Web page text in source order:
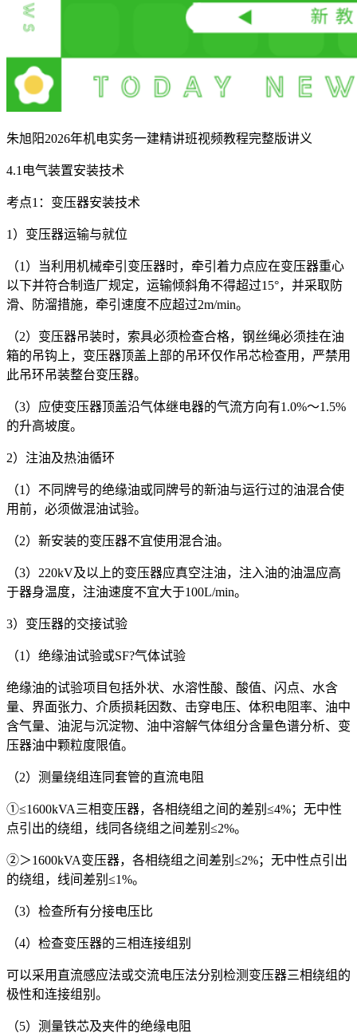
朱旭阳2026年机电实务一建精讲班视频教程完整版讲义
4.1电气装置安装技术
考点1：变压器安装技术
1）变压器运输与就位
（1）当利用机械牵引变压器时，牵引着力点应在变压器重心
以下并符合制造厂规定，运输倾斜角不得超过15°，并采取防
滑、防溜措施，牵引速度不应超过2m/min。
（2）变压器吊装时，索具必须检查合格，钢丝绳必须挂在油
箱的吊钩上，变压器顶盖上部的吊环仅作吊芯检查用，严禁用
此吊环吊装整台变压器。
（3）应使变压器顶盖沿气体继电器的气流方向有1.0%～1.5%
的升高坡度。
2）注油及热油循环
（1）不同牌号的绝缘油或同牌号的新油与运行过的油混合使
用前，必须做混油试验。
（2）新安装的变压器不宜使用混合油。
（3）220kV及以上的变压器应真空注油，注入油的油温应高
于器身温度，注油速度不宜大于100L/min。
3）变压器的交接试验
（1）绝缘油试验或SF?气体试验
绝缘油的试验项目包括外状、水溶性酸、酸值、闪点、水含
量、界面张力、介质损耗因数、击穿电压、体积电阻率、油中
含气量、油泥与沉淀物、油中溶解气体组分含量色谱分析、变
压器油中颗粒度限值。
（2）测量绕组连同套管的直流电阻
①≤1600kVA三相变压器，各相绕组之间的差别≤4%；无中性
点引出的绕组，线同各绕组之间差别≤2%。
②＞1600kVA变压器，各相绕组之间差别≤2%；无中性点引出
的绕组，线间差别≤1%。
（3）检查所有分接电压比
（4）检查变压器的三相连接组别
可以采用直流感应法或交流电压法分别检测变压器三相绕组的
极性和连接组别。
（5）测量铁芯及夹件的绝缘电阻